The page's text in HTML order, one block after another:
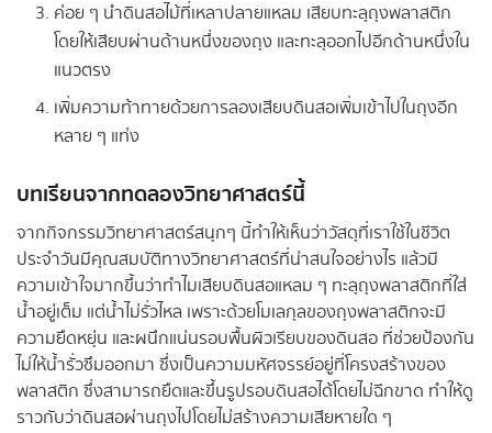
ค่อย ๆ นำดินสอไม้ที่เหลาปลายแหลม เสียบทะลุถุงพลาสติก
โดยให้เสียบผ่านด้านหนึ่งของถุง และทะลุออกไปอีกด้านหนึ่งใน
แนวตรง
เพิ่มความท้าทายด้วยการลองเสียบดินสอเพิ่มเข้าไปในถุงอีก
หลาย ๆ แท่ง
บทเรียนจากทดลองวิทยาศาสตร์นี้
จากกิจกรรมวิทยาศาสตร์สนุกๆ นี้ทำให้เห็นว่าวัสดุที่เราใช้ในชีวิต
ประจำวันมีคุณสมบัติทางวิทยาศาสตร์ที่น่าสนใจอย่างไร แล้วมี
ความเข้าใจมากขึ้นว่าทำไมเสียบดินสอแหลม ๆ ทะลุถุงพลาสติกที่ใส่
น้ำอยู่เต็ม แต่น้ำไม่รั่วไหล เพราะด้วยโมเลกุลของถุงพลาสติกจะมี
ความยืดหยุ่น และผนึกแน่นรอบพื้นผิวเรียบของดินสอ ที่ช่วยป้องกัน
ไม่ให้น้ำรั่วซึมออกมา ซึ่งเป็นความมหัศจรรย์อยู่ที่โครงสร้างของ
พลาสติก ซึ่งสามารถยืดและขึ้นรูปรอบดินสอได้โดยไม่ฉีกขาด ทำให้ดู
ราวกับว่าดินสอผ่านถุงไปโดยไม่สร้างความเสียหายใด ๆ